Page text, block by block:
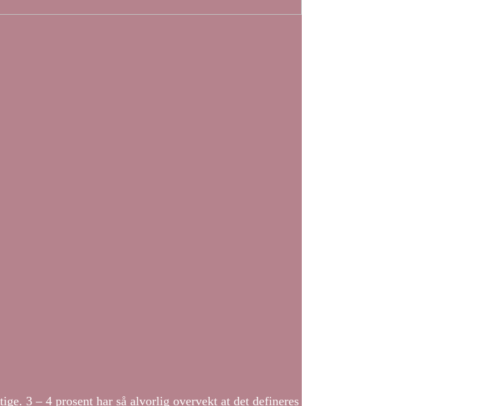
3 – 4 prosent har så alvorlig overvekt at det defineres